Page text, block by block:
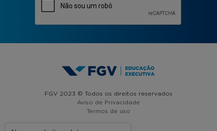
FGV 2023 © Todos os direitos reservados
Aviso de Privacidade
Termos de uso